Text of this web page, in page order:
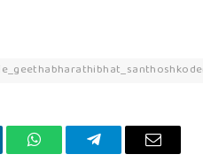
WhatsAppTelegramEmail